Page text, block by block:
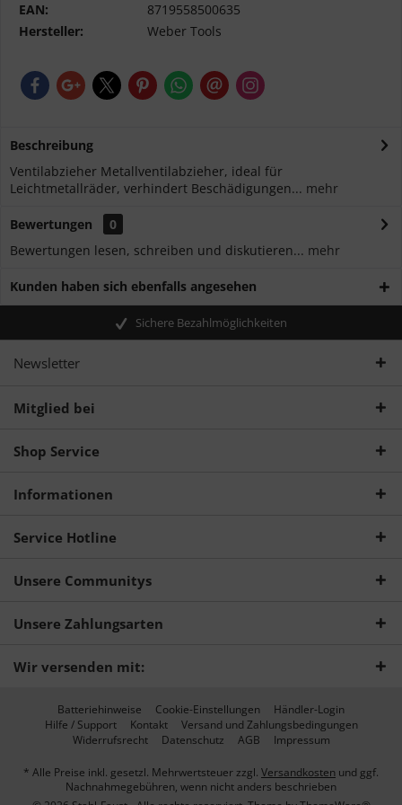
EAN:
8719558500635
Hersteller:
Weber Tools
Beschreibung
Ventilabzieher Metallventilabzieher, ideal für
Leichtmetallräder, verhindert Beschädigungen... mehr
Bewertungen
0
Bewertungen lesen, schreiben und diskutieren... mehr
Kunden haben sich ebenfalls angesehen
Sichere Bezahlmöglichkeiten
Newsletter
Mitglied bei
Shop Service
Informationen
Service Hotline
Unsere Communitys
Unsere Zahlungsarten
Wir versenden mit:
Batteriehinweise Cookie-Einstellungen
Händler-Login
Hilfe / Support
Kontakt
Versand und Zahlungsbedingungen
Widerrufsrecht
Datenschutz AGB Impressum
* Alle Preise inkl. gesetzl. Mehrwertsteuer zzgl. Versandkosten und ggf.
Nachnahmegebühren, wenn nicht anders beschrieben